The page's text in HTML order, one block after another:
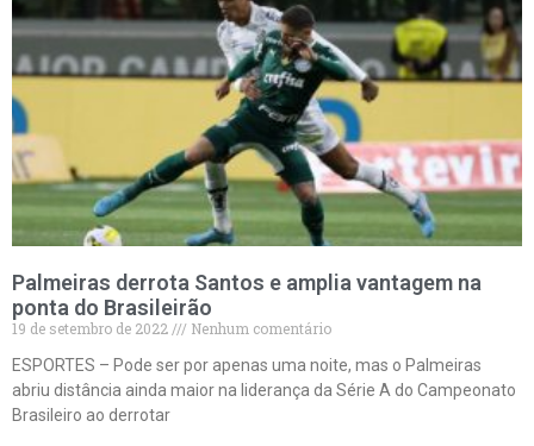
Palmeiras derrota Santos e amplia vantagem na
ponta do Brasileirão
19 de setembro de 2022
Nenhum comentário
ESPORTES – Pode ser por apenas uma noite, mas o Palmeiras
abriu distância ainda maior na liderança da Série A do Campeonato
Brasileiro ao derrotar